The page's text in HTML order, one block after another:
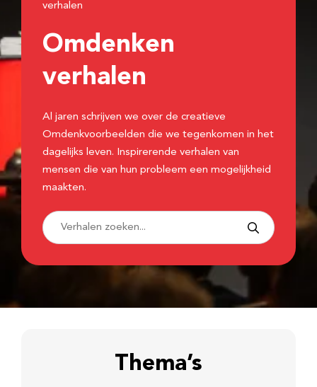
verhalen
Omdenken
verhalen
Al jaren schrijven we over de creatieve
Omdenkvoorbeelden die we tegenkomen in het
dagelijks leven. Inspirerende verhalen van
mensen die van hun probleem een mogelijkheid
maakten.
Thema’s